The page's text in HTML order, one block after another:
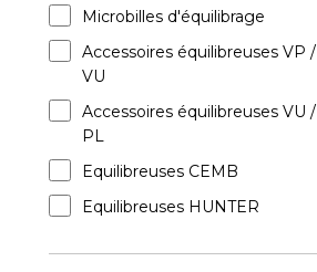
Microbilles d'équilibrage
Accessoires équilibreuses VP /
VU
Accessoires équilibreuses VU /
PL
Equilibreuses CEMB
Equilibreuses HUNTER